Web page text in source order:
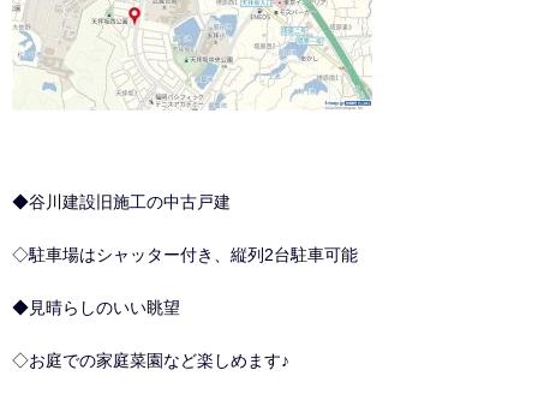
◆谷川建設旧施工の中古戸建
◇駐車場はシャッター付き、縦列2台駐車可能
◆見晴らしのいい眺望
◇お庭での家庭菜園など楽しめます♪